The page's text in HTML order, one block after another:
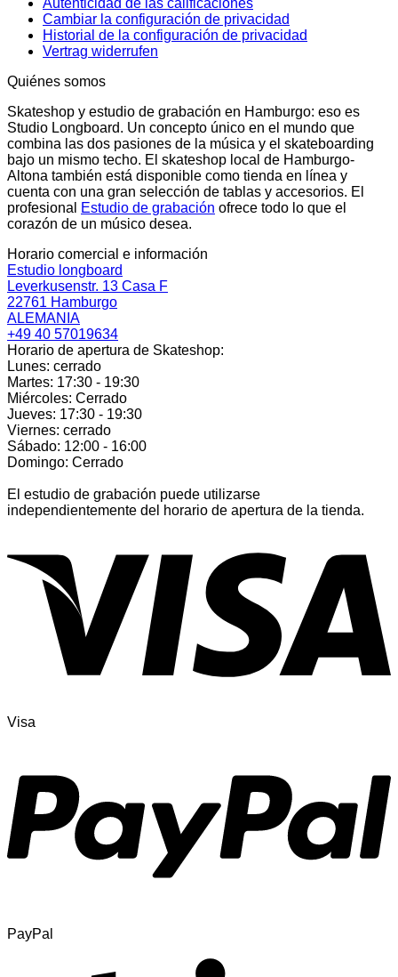
Cambiar la configuración de privacidad
Historial de la configuración de privacidad
Vertrag widerrufen
Quiénes somos
Skateshop y estudio de grabación en Hamburgo: eso es
Studio Longboard. Un concepto único en el mundo que
combina las dos pasiones de la música y el skateboarding
bajo un mismo techo. El skateshop local de Hamburgo-
Altona también está disponible como tienda en línea y
cuenta con una gran selección de tablas y accesorios. El
profesional
Estudio de grabación ofrece todo lo que el
corazón de un músico desea.
Horario comercial e información
Estudio longboard
Leverkusenstr. 13 Casa F
22761 Hamburgo
ALEMANIA
+49 40 57019634
Horario de apertura de Skateshop:
Lunes: cerrado
Martes: 17:30 - 19:30
Miércoles: Cerrado
Jueves: 17:30 - 19:30
Viernes: cerrado
Sábado: 12:00 - 16:00
Domingo: Cerrado
El estudio de grabación puede utilizarse
independientemente del horario de apertura de la tienda.
Visa
PayPal